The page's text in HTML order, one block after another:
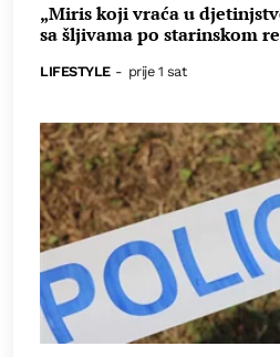
„Miris koji vraća u
sa šljivama po starinskom
LIFESTYLE - prije 1 sat